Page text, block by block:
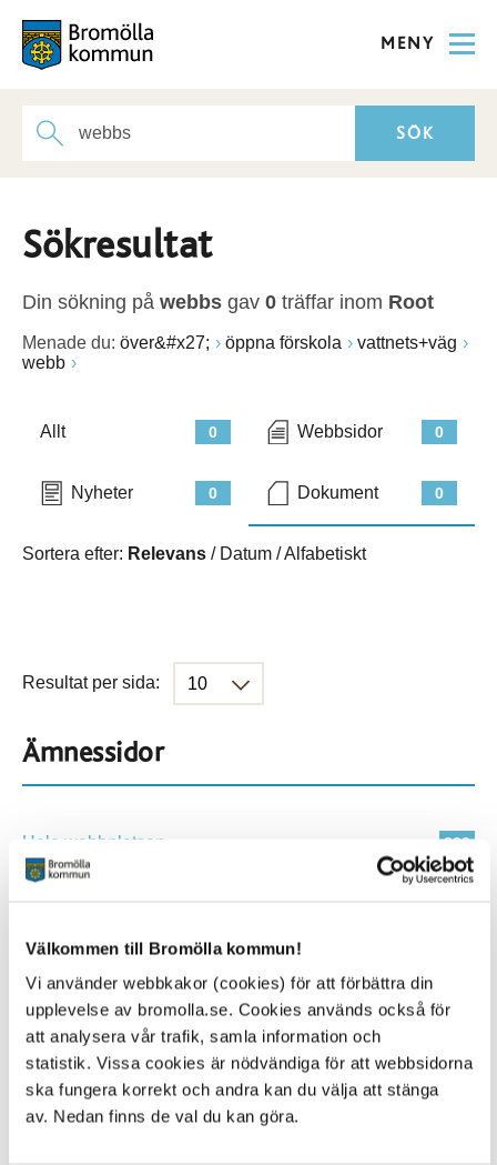
Välkommen till Bromölla kommun!
Vi använder webbkakor (cookies) för att förbättra din
upplevelse av bromolla.se. Cookies används också för
att analysera vår trafik, samla information och
statistik. Vissa cookies är nödvändiga för att webbsidorna
ska fungera korrekt och andra kan du välja att stänga
av. Nedan finns de val du kan göra.
MENY
Sökresultat
Din sökning på webbs gav 0 träffar inom Root
Menade du: över&#x27; öppna förskola
vattnets+väg
webb
0
Allt 0
Webbsidor
0
Nyheter 0
Dokument
Sortera efter: Relevans / Datum /Alfabetiskt
Resultat per sida:
Ämnessidor
229
Hela webbplatsen
229
Alla platser